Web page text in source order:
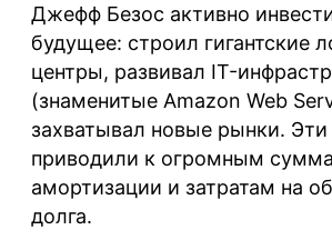
Джефф Безос активно
будущее: строил гигантские
центры, развивал IT-
(знаменитые Amazon Web
захватывал новые рынки.
приводили к огромным
амортизации и затратам на
долга.